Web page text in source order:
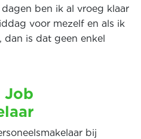
ben ik al vroeg klaar
voor mezelf en als ik
dan is dat geen enkel
Job
bij